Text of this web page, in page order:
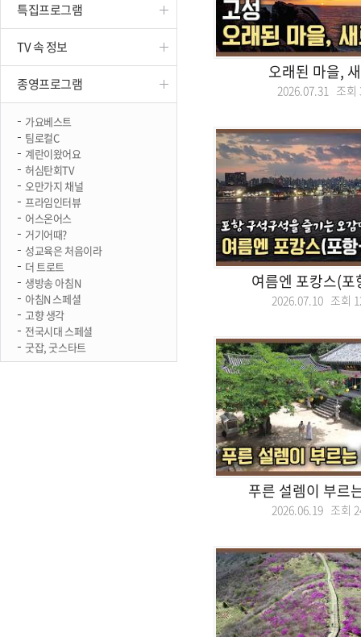
특집프로그램
TV 속 정보
종영프로그램
가요베스트
팀로컬C
계란이왔어요
허심탄회TV
오만가지 채널
프라임인터뷰
어스온어스
거기어때?
성교육은 처음이라
더 트로트
생방송 아침N
아침N 스페셜
고향 생각
전국시대 스페셜
굿잡, 굿스타트
오래된 마을,
2026.07.31 조회
여름엔 포캉스(포
2026.07.10 조회
푸른 설렘이 부르
2026.06.19 조회